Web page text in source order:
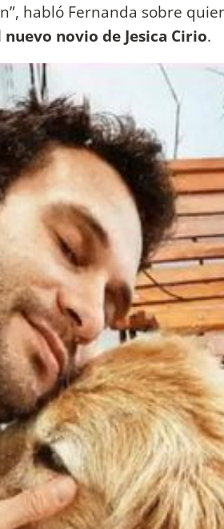
habló Fernanda sobre
novio de Jesica Cirio.